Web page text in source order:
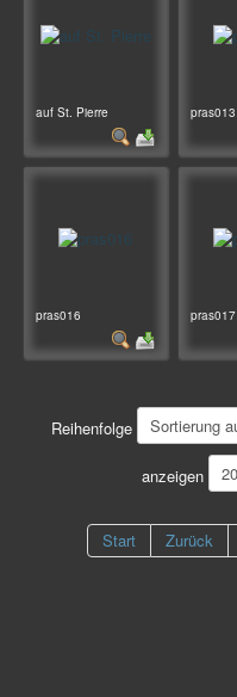
auf St. Pierre pras013
pras016 pras017
Reihenfolge
anzeigen
Start Zurück